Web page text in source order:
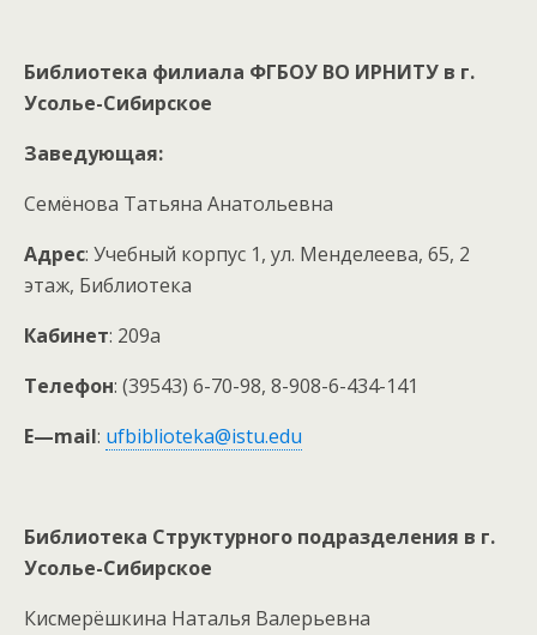
Библиотека филиала ФГБОУ ВО ИРНИТУ в г.
Усолье-Сибирское
Заведующая:
Семёнова Татьяна Анатольевна
Адрес: Учебный корпус 1, ул. Менделеева, 65, 2
этаж, Библиотека
Кабинет: 209а
Телефон: (39543) 6-70-98, 8-908-6-434-141
E—mail: ufbiblioteka@istu.edu
Библиотека Структурного подразделения в г.
Усолье-Сибирское
Кисмерёшкина Наталья Валерьевна